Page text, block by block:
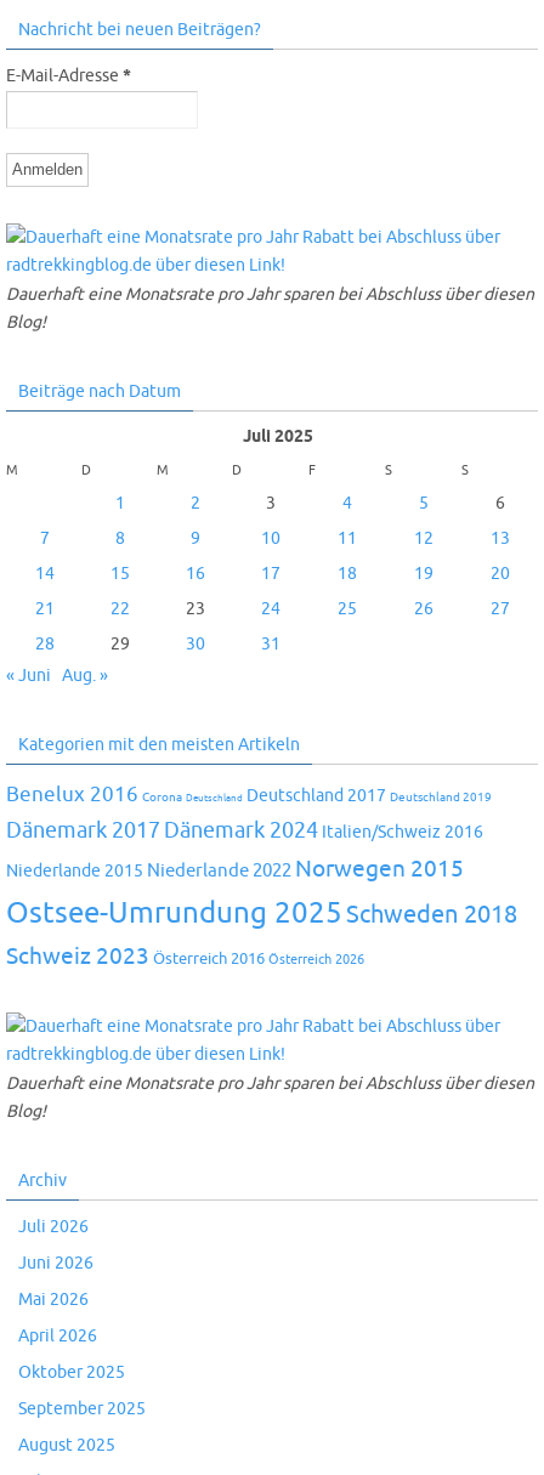
Nachricht bei neuen Beiträgen?
E-Mail-Adresse *
Dauerhaft eine Monatsrate pro Jahr sparen bei Abschluss über diesen
Blog!
Beiträge nach Datum
Juli 2025
M D M D F S S
1 2 3 4 5
6
7
8 9 10 11 12
13
14
15 16 17 18 19
20
21
22 23 24 25 26
27
28
29 30
31
« Juni Aug. »
Kategorien mit den meisten Artikeln
Benelux 2016 Corona Deutschland Deutschland 2017 Deutschland 2019
Dänemark 2017 Dänemark 2024 Italien/Schweiz 2016
Niederlande 2015 Niederlande 2022 Norwegen 2015
Ostsee-Umrundung 2025 Schweden 2018
Schweiz 2023 Österreich 2016 Österreich 2026
Dauerhaft eine Monatsrate pro Jahr sparen bei Abschluss über diesen
Blog!
Archiv
Juli 2026
Juni 2026
Mai 2026
April 2026
Oktober 2025
September 2025
August 2025